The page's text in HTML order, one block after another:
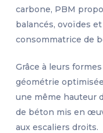
carbone, PBM
balancés, ovoïdes
consommatrice de
Grâce à leurs
géométrie
une même hauteur
de béton mis en
aux escaliers droits.